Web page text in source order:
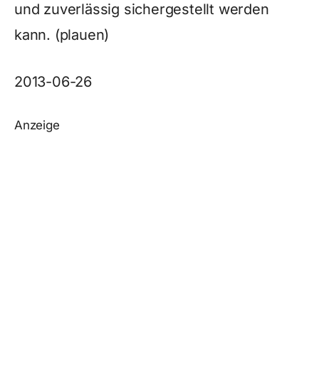
und zuverlässig sichergestellt werden
kann. (plauen)
2013-06-26
Anzeige